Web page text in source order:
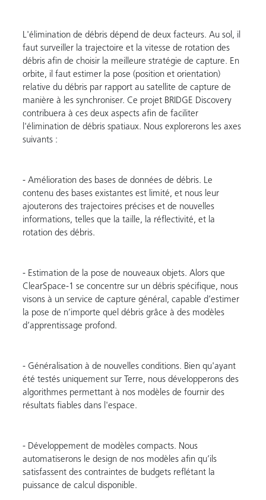
L'élimination de débris dépend de deux facteurs. Au sol, il
faut surveiller la trajectoire et la vitesse de rotation des
débris afin de choisir la meilleure stratégie de capture. En
orbite, il faut estimer la pose (position et orientation)
relative du débris par rapport au satellite de capture de
manière à les synchroniser. Ce projet BRIDGE Discovery
contribuera à ces deux aspects afin de faciliter
l'élimination de débris spatiaux. Nous explorerons les axes
suivants :
- Amélioration des bases de données de débris. Le
contenu des bases existantes est limité, et nous leur
ajouterons des trajectoires précises et de nouvelles
informations, telles que la taille, la réflectivité, et la
rotation des débris.
- Estimation de la pose de nouveaux objets. Alors que
ClearSpace-1 se concentre sur un débris spécifique, nous
visons à un service de capture général, capable d’estimer
la pose de n’importe quel débris grâce à des modèles
d’apprentissage profond.
- Généralisation à de nouvelles conditions. Bien qu'ayant
été testés uniquement sur Terre, nous développerons des
algorithmes permettant à nos modèles de fournir des
résultats fiables dans l'espace.
- Développement de modèles compacts. Nous
automatiserons le design de nos modèles afin qu’ils
satisfassent des contraintes de budgets reflétant la
puissance de calcul disponible.